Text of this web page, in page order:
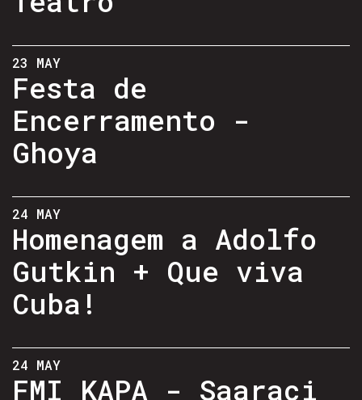
23 MAY
Festa de
Encerramento -
Ghoya
24 MAY
Homenagem a Adolfo
Gutkin + Que viva
Cuba!
24 MAY
FMI KAPA - Saaraci